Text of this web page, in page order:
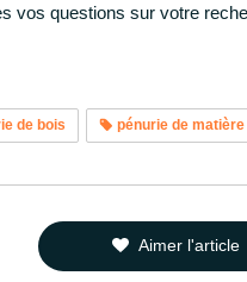
vos questions sur votre
de bois pénurie de
Aimer l'article